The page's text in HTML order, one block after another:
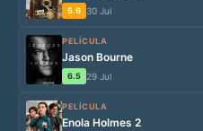
5.6 30 Jul
PELÍCULA
Jason Bourne
6.5 29 Jul
PELÍCULA
Enola Holmes 2